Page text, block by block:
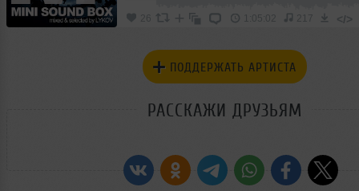
26 1:05:02 217 </>
ПОДДЕРЖАТЬ АРТИСТА
РАССКАЖИ ДРУЗЬЯМ